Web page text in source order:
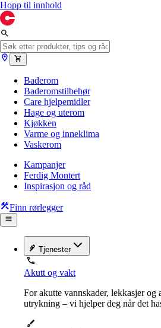
Hopp til innhold
Baderom
Baderomstilbehør
Care hjelpemidler
Hage og uterom
Kjøkken
Varme og inneklima
Vaskerom
Kampanjer
Ferdig Montert
Inspirasjon og råd
Finn rørlegger
Tjenester
Akutt og vakt
For akutte vannskader, lekkasjer og
utrykning – vi hjelper deg når det